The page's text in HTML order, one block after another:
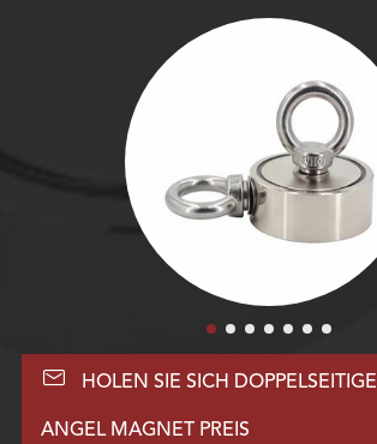
 HOLEN SIE SICH DOPPELSEITIGE
ANGEL MAGNET PREIS